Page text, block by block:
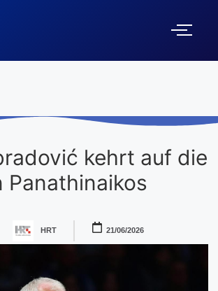
kehrt auf die
Panathinaikos
HRT 21/06/2026